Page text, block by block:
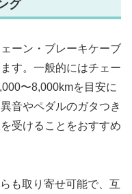
グ
ーン・ブレーキケーブ
す。一般的にはチェー
〜8,000kmを目安に
音やペダルのガタつき
受けることをおすすめ
も取り寄せ可能で、互